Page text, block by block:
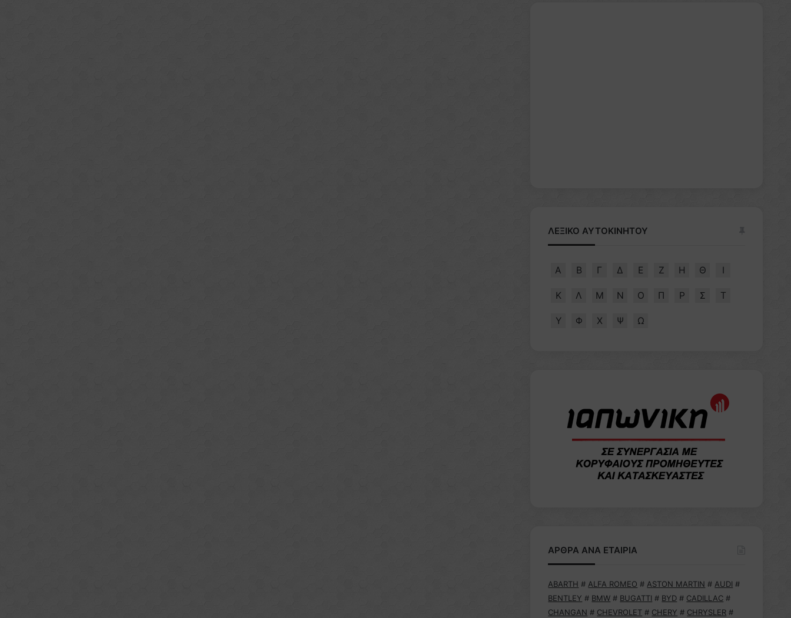
ΛΕΞΙΚΟ ΑΥΤΟΚΙΝΗΤΟΥ
Α Β Γ Δ Ε Ζ Η Θ Ι
Κ Λ Μ Ν Ο Π Ρ Σ Τ
Υ Φ Χ Ψ Ω
ΑΡΘΡΑ ΑΝΑ ΕΤΑΙΡΙΑ
ABARTH # ALFA ROMEO # ASTON MARTIN # AUDI #
BENTLEY # BMW # BUGATTI # BYD # CADILLAC #
CHANGAN # CHEVROLET # CHERY # CHRYSLER #